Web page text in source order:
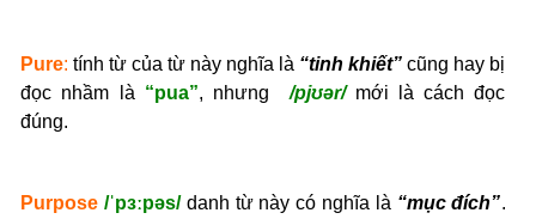
Pure: tính từ của từ này nghĩa là “tinh khiết” cũng hay bị
đọc nhầm là “pua”, nhưng /pjʊər/mới là cách đọc
đúng.
Purpose /ˈpɜːpəs/danh từ này có nghĩa là “mục đích”.